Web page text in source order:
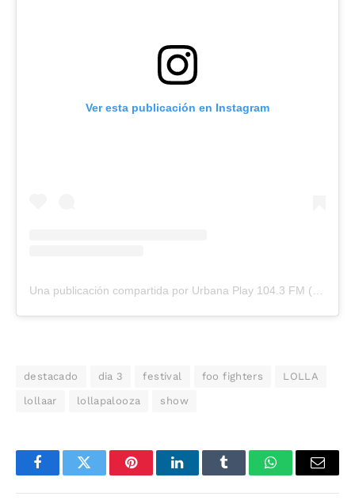
Ver esta publicación en Instagram
destacado dia 3 festival foo fighters LOLLA
lollaar lollapalooza show
FacebookTwitter PinterestLinkedInTumblr WhatsAppEmail